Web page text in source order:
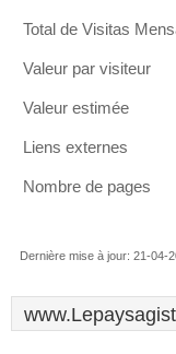
Total de Visitas
Valeur par visiteur
Valeur estimée
Liens externes
Nombre de pages
Dernière mise à jour: 21-04-